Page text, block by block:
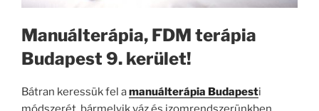
Manuálterápia, FDM terápia
Budapest 9. kerület!
Bátran keressük fel amanuálterápia Budapesti